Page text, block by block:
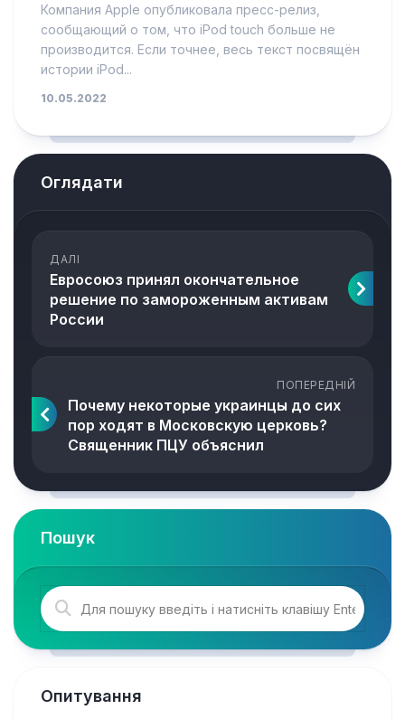
Компания Apple опубликовала пресс-релиз,
сообщающий о том, что iPod touch больше не
производится. Если точнее, весь текст посвящён
истории iPod...
10.05.2022
Оглядати
ДАЛІ
Евросоюз принял окончательное
решение по замороженным активам
России
ПОПЕРЕДНІЙ
Почему некоторые украинцы до сих
пор ходят в Московскую церковь?
Священник ПЦУ объяснил
Пошук
Опитування